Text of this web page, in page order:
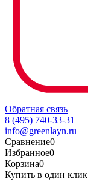
Обратная связь
8 (495) 740-33-31
info@greenlayn.ru
Сравнение0
Избранное0
Корзина0
Купить в один клик